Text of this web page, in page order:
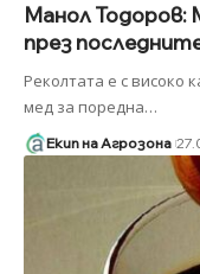
Манол Тодоров:
през
Реколтата е с високо
мед за поредна…
Екип на Агрозона